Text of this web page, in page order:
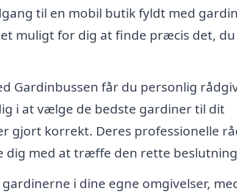
til en mobil butik fyldt med
muligt for dig at finde præcis det, du
Gardinbussen får du personlig
i at vælge de bedste gardiner til dit
gjort korrekt. Deres professionelle
med at træffe den rette
gardinerne i dine egne omgivelser,